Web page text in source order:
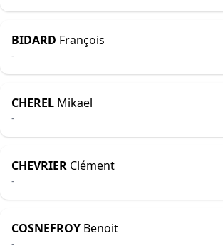
BIDARD François
-
CHEREL Mikael
-
CHEVRIER Clément
-
COSNEFROY Benoit
-